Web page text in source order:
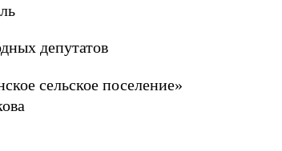
народных депутатов